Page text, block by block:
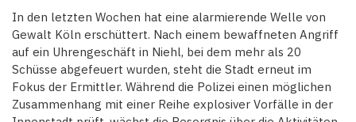
In den letzten Wochen hat eine alarmierende Welle von
Gewalt Köln erschüttert. Nach einem bewaffneten Angriff
auf ein Uhrengeschäft in Niehl, bei dem mehr als 20
Schüsse abgefeuert wurden, steht die Stadt erneut im
Fokus der Ermittler. Während die Polizei einen möglichen
Zusammenhang mit einer Reihe explosiver Vorfälle in der